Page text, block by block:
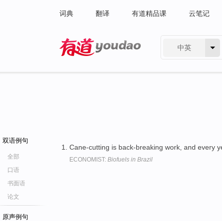
词典 翻译 有道精品课 云笔记
中英
双语例句
全部
口语
书面语
论文
原声例句
Cane-cutting is back-breaking work, and every
ECONOMIST: Biofuels in Brazil